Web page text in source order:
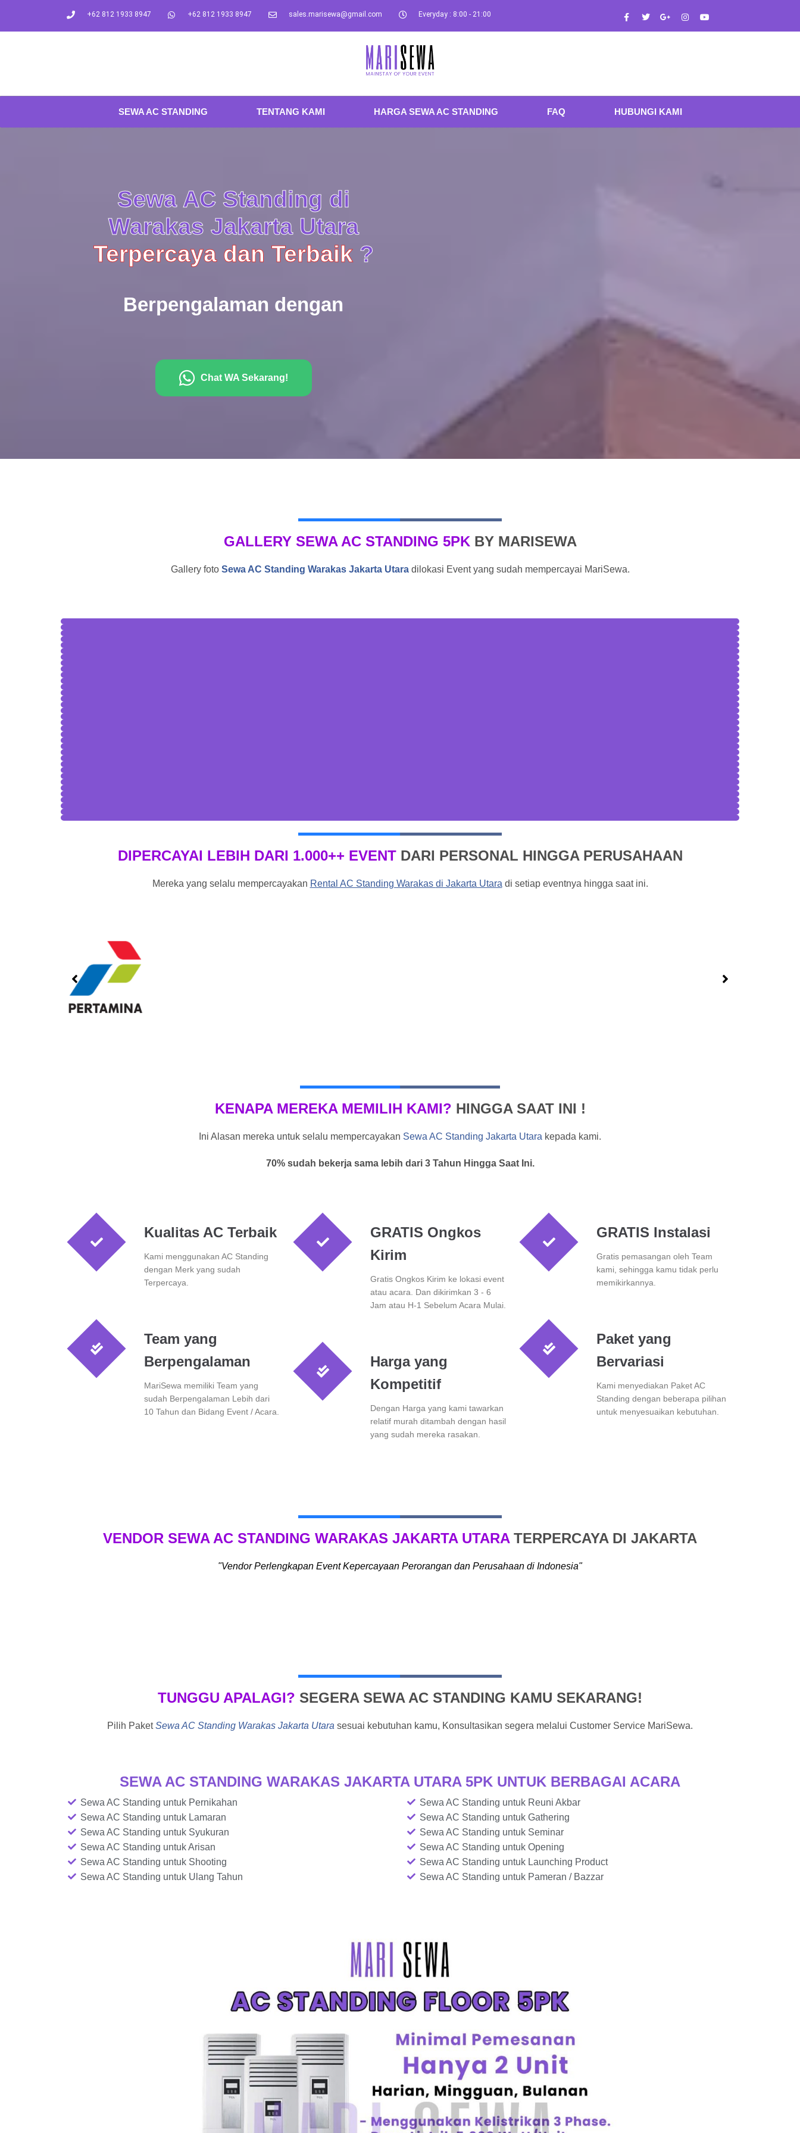
+62 812 1933 8947 +62 812 1933 8947 sales.marisewa@gmail.com Everyday : 8:00 - 21:00
SEWA AC STANDING TENTANG KAMI HARGA SEWA AC STANDING FAQ HUBUNGI KAMI
Sewa AC Standing di
Warakas Jakarta Utara
Terpercaya dan Terbaik ?
Berpengalaman dengan
Chat WA Sekarang!
GALLERY SEWA AC STANDING 5PK BY MARISEWA
Gallery foto Sewa AC Standing Warakas Jakarta Utaradilokasi Event yang sudah mempercayai MariSewa.
DIPERCAYAI LEBIH DARI 1.000++ EVENT DARI PERSONAL HINGGA PERUSAHAAN
Mereka yang selalu mempercayakan Rental AC Standing Warakas di Jakarta Utara di setiap eventnya hingga saat ini.
KENAPA MEREKA MEMILIH KAMI? HINGGA SAAT INI !
Ini Alasan mereka untuk selalu mempercayakan Sewa AC Standing Jakarta Utara kepada kami.
70% sudah bekerja sama lebih dari 3 Tahun Hingga Saat Ini.
Kualitas AC Terbaik
Kami menggunakan AC Standing
dengan Merk yang sudah
Terpercaya.
Team yang
Berpengalaman
MariSewa memiliki Team yang
sudah Berpengalaman Lebih dari
10 Tahun dan Bidang Event / Acara.
GRATIS Ongkos
Kirim
Gratis Ongkos Kirim ke lokasi event
atau acara. Dan dikirimkan 3 - 6
Jam atau H-1 Sebelum Acara Mulai.
Harga yang
Kompetitif
Dengan Harga yang kami tawarkan
relatif murah ditambah dengan hasil
yang sudah mereka rasakan.
GRATIS Instalasi
Gratis pemasangan oleh Team
kami, sehingga kamu tidak perlu
memikirkannya.
Paket yang
Bervariasi
Kami menyediakan Paket AC
Standing dengan beberapa pilihan
untuk menyesuaikan kebutuhan.
VENDOR SEWA AC STANDING WARAKAS JAKARTA UTARA TERPERCAYA DI JAKARTA
"Vendor Perlengkapan Event Kepercayaan Perorangan dan Perusahaan di Indonesia"
TUNGGU APALAGI? SEGERA SEWA AC STANDING KAMU SEKARANG!
Pilih PaketSewa AC Standing Warakas Jakarta Utara sesuai kebutuhan kamu, Konsultasikan segera melalui Customer Service MariSewa.
SEWA AC STANDING WARAKAS JAKARTA UTARA 5PK UNTUK BERBAGAI ACARA
Sewa AC Standing untuk Pernikahan
Sewa AC Standing untuk Lamaran
Sewa AC Standing untuk Syukuran
Sewa AC Standing untuk Arisan
Sewa AC Standing untuk Shooting
Sewa AC Standing untuk Ulang Tahun
Sewa AC Standing untuk Reuni Akbar
Sewa AC Standing untuk Gathering
Sewa AC Standing untuk Seminar
Sewa AC Standing untuk Opening
Sewa AC Standing untuk Launching Product
Sewa AC Standing untuk Pameran / Bazzar